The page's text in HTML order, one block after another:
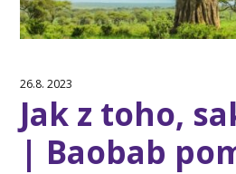
26.8. 2023
Jak z toho,
| Baobab